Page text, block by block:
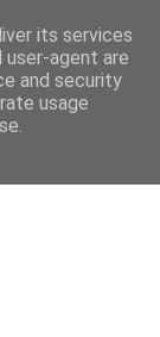
its services
user-agent are
and security
usage